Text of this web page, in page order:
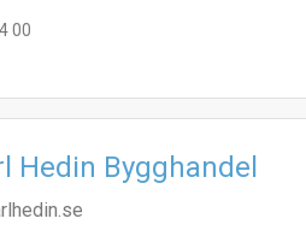
00
Hedin Bygghandel